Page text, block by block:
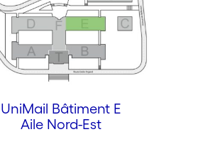
UniMail Bâtiment E
Aile Nord-Est